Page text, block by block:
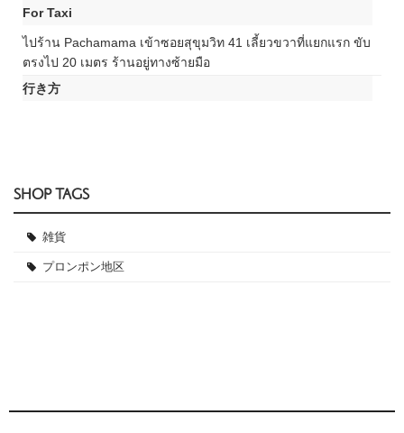
For Taxi
ไปร้าน Pachamama เข้าซอยสุขุมวิท 41 เลี้ยวขวาที่แยกแรก ขับ
ตรงไป 20 เมตร ร้านอยู่ทางซ้ายมือ
行き方
SHOP TAGS
雑貨
プロンポン地区